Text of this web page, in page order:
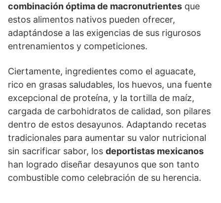
combinación óptima de macronutrientes que
estos alimentos nativos pueden ofrecer,
adaptándose a las exigencias de sus rigurosos
entrenamientos y competiciones.
Ciertamente, ingredientes como el aguacate,
rico en grasas saludables, los huevos, una fuente
excepcional de proteína, y la tortilla de maíz,
cargada de carbohidratos de calidad, son pilares
dentro de estos desayunos. Adaptando recetas
tradicionales para aumentar su valor nutricional
sin sacrificar sabor, los deportistas mexicanos
han logrado diseñar desayunos que son tanto
combustible como celebración de su herencia.